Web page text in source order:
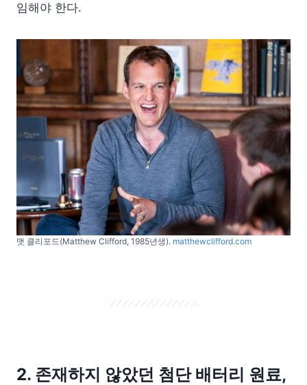
임해야 한다.
맷 클리포드(Matthew Clifford, 1985년생). matthewclifford.com
2. 존재하지 않았던 첨단 배터리 원료,